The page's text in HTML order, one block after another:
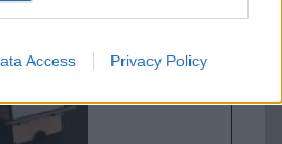
Access Privacy Policy